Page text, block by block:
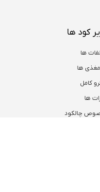
کود ها
ها
مغذی ها
کامل
ها
چالکود